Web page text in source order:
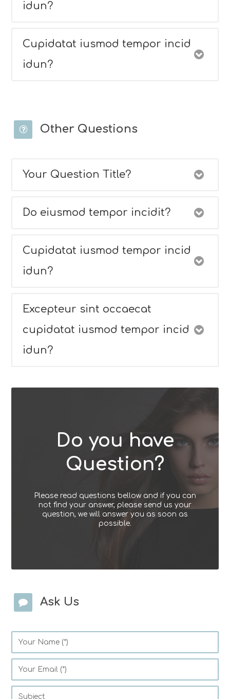
idun?
Cupidatat iusmod tempor incid
idun?
Other Questions
Your Question Title?
Do eiusmod tempor incidit?
Cupidatat iusmod tempor incid
idun?
Excepteur sint occaecat
cupidatat iusmod tempor incid
idun?
Do you have
Question?
Please read questions bellow and if you can
not find your answer, please send us your
question, we will answer you as soon as
possible.
Ask Us